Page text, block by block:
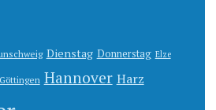
Dienstag Donnerstag Elze
Göttingen Hannover Harz